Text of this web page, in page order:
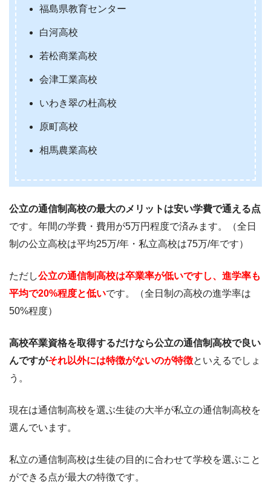
福島県教育センター
白河高校
若松商業高校
会津工業高校
いわき翠の杜高校
原町高校
相馬農業高校
公立の通信制高校の最大のメリットは安い学費で通える点
です。年間の学費・費用が5万円程度で済みます。（全日
制の公立高校は平均25万/年・私立高校は75万/年です）
ただし公立の通信制高校は卒業率が低いですし、進学率も
平均で20%程度と低いです。（全日制の高校の進学率は
50%程度）
高校卒業資格を取得するだけなら公立の通信制高校で良い
んですがそれ以外には特徴がないのが特徴といえるでしょ
う。
現在は通信制高校を選ぶ生徒の大半が私立の通信制高校を
選んでいます。
私立の通信制高校は生徒の目的に合わせて学校を選ぶこと
ができる点が最大の特徴です。